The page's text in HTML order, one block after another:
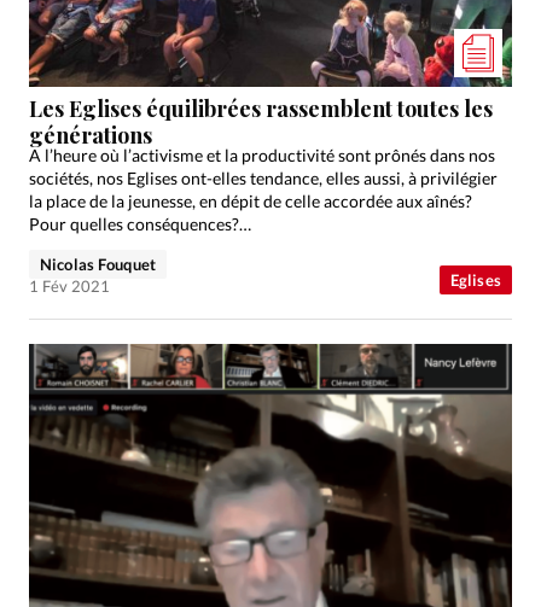
Eglises
Les Eglises équilibrées rassemblent toutes les
générations
A l’heure où l’activisme et la productivité sont prônés dans nos
sociétés, nos Eglises ont-elles tendance, elles aussi, à privilégier
la place de la jeunesse, en dépit de celle accordée aux aînés?
Pour quelles conséquences?…
Nicolas Fouquet
1 Fév 2021